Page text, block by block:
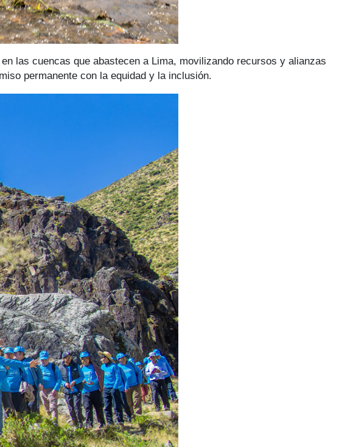
las cuencas que abastecen a Lima, movilizando recursos y alianzas
permanente con la equidad y la inclusión.